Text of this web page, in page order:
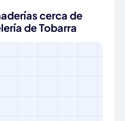
cerca de
de Tobarra